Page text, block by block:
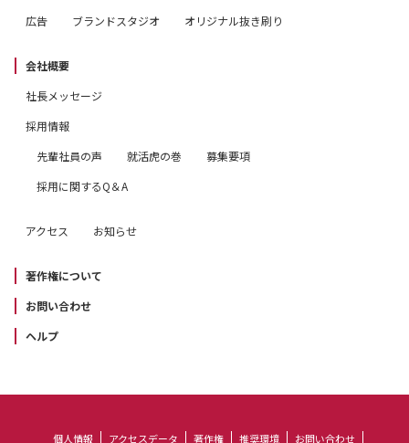
広告
ブランドスタジオ オリジナル抜き刷り
会社概要
社長メッセージ
採用情報
先輩社員の声
就活虎の巻
募集要項
採用に関するQ＆A
アクセス お知らせ
著作権について
お問い合わせ
ヘルプ
個人情報 アクセスデータ 著作権 推奨環境 お問い合わせ